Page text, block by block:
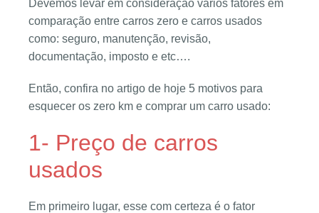
Devemos levar em consideração vários fatores em
comparação entre carros zero e carros usados
como: seguro, manutenção, revisão,
documentação, imposto e etc….
Então, confira no artigo de hoje 5 motivos para
esquecer os zero km e comprar um carro usado:
1- Preço de carros
usados
Em primeiro lugar, esse com certeza é o fator